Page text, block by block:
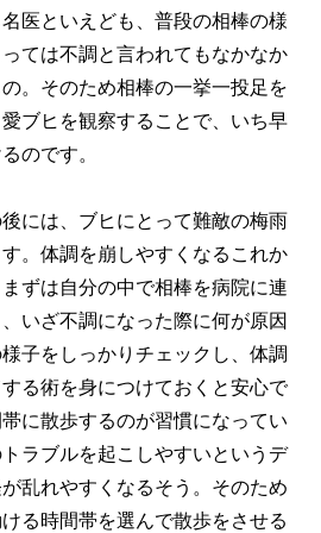
医といえども、普段の相棒の様
ては不調と言われてもなかなか
。そのため相棒の一挙一投足を
ブヒを観察することで、いち早
のです。
には、ブヒにとって難敵の梅雨
。体調を崩しやすくなるこれか
ずは自分の中で相棒を病院に連
いざ不調になった際に何が原因
子をしっかりチェックし、体調
る術を身につけておくと安心で
に散歩するのが習慣になってい
ラブルを起こしやすいというデ
乱れやすくなるそう。そのため
る時間帯を選んで散歩をさせる